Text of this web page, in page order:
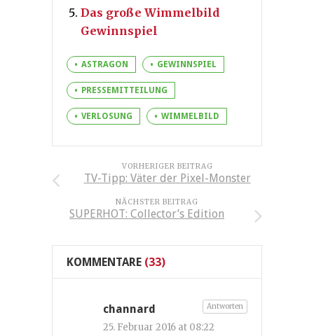
Das große Wimmelbild
Gewinnspiel
ASTRAGON GEWINNSPIEL
PRESSEMITTEILUNG
VERLOSUNG WIMMELBILD
VORHERIGER BEITRAG
TV-Tipp: Väter der Pixel-Monster
NÄCHSTER BEITRAG
SUPERHOT: Collector’s Edition
KOMMENTARE (33)
channard
25. Februar 2016 at 08:22
Antworten